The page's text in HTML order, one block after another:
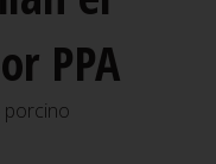
PPA
porcino